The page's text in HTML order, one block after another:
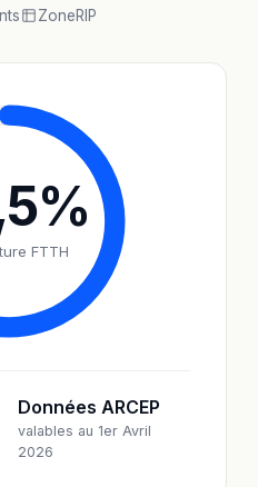
ZoneRIP
%
FTTH
Données ARCEP
valables au 1er Avril
2026